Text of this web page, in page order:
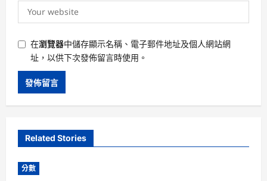
在瀏覽器中儲存顯示名稱、電子郵件地址及個人網站網
址，以供下次發佈留言時使用。
Related Stories
分數